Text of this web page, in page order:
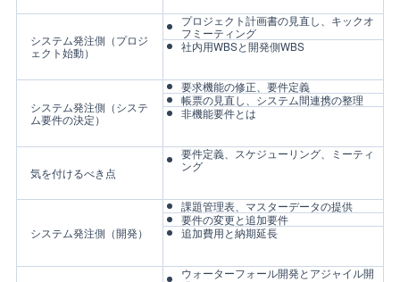
システム発注側（プロジ
ェクト始動）
プロジェクト計画書の見直し、キックオ
フミーティング
社内用WBSと開発側WBS
システム発注側（システ
ム要件の決定）
要求機能の修正、要件定義
帳票の見直し、システム間連携の整理
非機能要件とは
気を付けるべき点
要件定義、スケジューリング、ミーティ
ング
システム発注側（開発）
課題管理表、マスターデータの提供
要件の変更と追加要件
追加費用と納期延長
ウォーターフォール開発とアジャイル開